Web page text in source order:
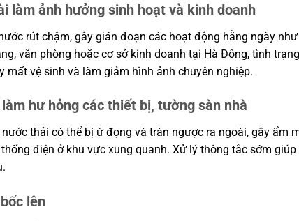
làm ảnh hưởng sinh hoạt và kinh doanh
rút chậm, gây gián đoạn các hoạt động hằng ngày
văn phòng hoặc cơ sở kinh doanh tại Hà Đông, tình
mất vệ sinh và làm giảm hình ảnh chuyên nghiệp.
hư hỏng các thiết bị, tường sàn nhà
thải có thể bị ứ đọng và tràn ngược ra ngoài, gây ẩm
điện ở khu vực xung quanh. Xử lý thông tắc sớm
lên